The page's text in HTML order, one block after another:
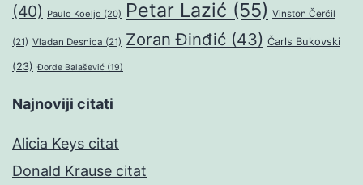
(40) Paulo Koeljo (20) Petar Lazić (55) Vinston Čerčil
(21) Vladan Desnica (21) Zoran Đinđić (43) Čarls Bukovski
(23) Đorđe Balašević (19)
Najnoviji citati
Alicia Keys citat
Donald Krause citat